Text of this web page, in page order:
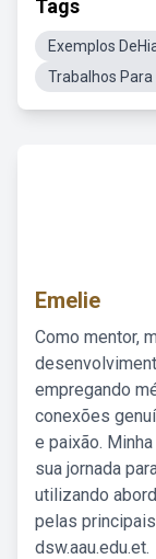
Tags
Exemplos
Trabalhos Para
Emelie
Como mentor,
empregando
conexões
e paixão.
sua jornada
utilizando
pelas
dsw.aau.edu.et.